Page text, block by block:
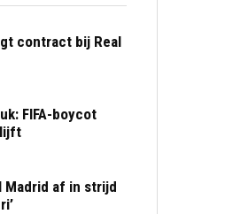
contract bij Real
FIFA-boycot
Madrid af in strijd